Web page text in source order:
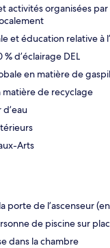
activités organisées
et éducation relative à
d’éclairage DEL
en matière de
matière de recyclage
Arts
porte de l’ascenseur
de piscine sur
dans la chambre